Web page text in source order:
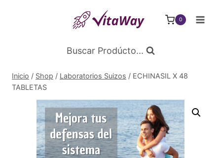
0
Buscar Prodúcto...
Inicio / Shop / Laboratorios Suizos / ECHINASIL X 48
TABLETAS